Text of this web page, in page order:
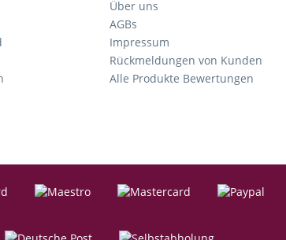
Über uns
AGBs
Impressum
Rückmeldungen von Kunden
Alle Produkte Bewertungen